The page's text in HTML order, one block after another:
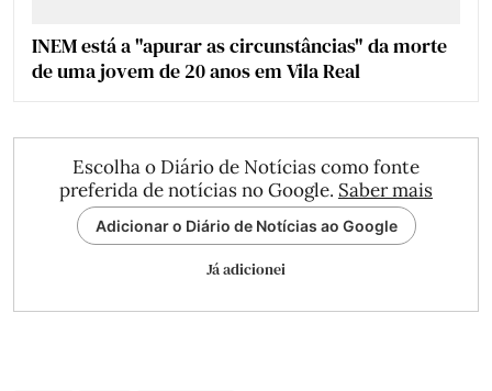
INEM está a "apurar as circunstâncias" da morte
de uma jovem de 20 anos em Vila Real
Escolha o Diário de Notícias como fonte
preferida de notícias no Google. Saber mais
Adicionar o Diário de Notícias ao Google
Já adicionei